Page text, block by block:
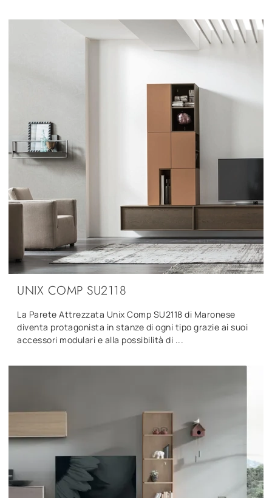
UNIX COMP SU2118
La Parete Attrezzata Unix Comp SU2118 di Maronese
diventa protagonista in stanze di ogni tipo grazie ai suoi
accessori modulari e alla possibilità di ...